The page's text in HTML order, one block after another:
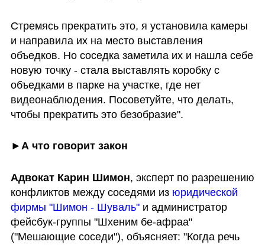
Стремясь прекратить это, я установила камеры
и направила их на место выставления
объедков. Но соседка заметила их и нашла себе
новую точку - стала выставлять коробку с
объедками в парке на участке, где нет
видеонаблюдения. Посоветуйте, что делать,
чтобы прекратить это безобразие".
►А что говорит закон
Адвокат Карин Шимон, эксперт по разрешению
конфликтов между соседями из юридической
фирмы "Шимон - Шуваль" и администратор
фейсбук-группы "Шхеним бе-афраа"
("Мешающие соседи"), объясняет: "Когда речь